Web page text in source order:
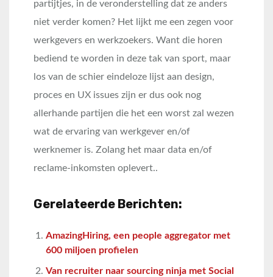
partijtjes, in de veronderstelling dat ze anders
niet verder komen? Het lijkt me een zegen voor
werkgevers en werkzoekers. Want die horen
bediend te worden in deze tak van sport, maar
los van de schier eindeloze lijst aan design,
proces en UX issues zijn er dus ook nog
allerhande partijen die het een worst zal wezen
wat de ervaring van werkgever en/of
werknemer is. Zolang het maar data en/of
reclame-inkomsten oplevert..
Gerelateerde Berichten:
AmazingHiring, een people aggregator met
600 miljoen profielen
Van recruiter naar sourcing ninja met Social